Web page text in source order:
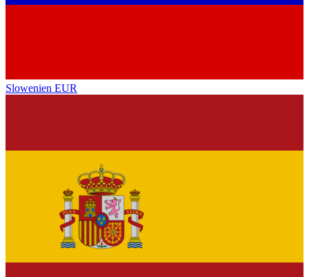
Slowenien EUR